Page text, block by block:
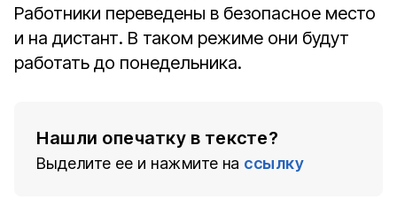
Работники переведены в безопасное место
и на дистант. В таком режиме они будут
работать до понедельника.
Нашли опечатку в тексте?
Выделите ее и нажмите на ссылку